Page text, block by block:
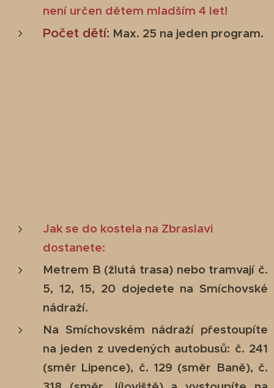
není určen dětem mladším 4 let!
Počet dětí: Max. 25 na jeden program.
Jak se do kostela na Zbraslavi
dostanete:
Metrem B (žlutá trasa) nebo tramvají č.
5, 12, 15, 20 dojedete na Smíchovské
nádraží.
Na Smíchovském nádraží přestoupíte
na jeden z uvedených autobusů: č. 241
(směr Lipence), č. 129 (směr Baně), č.